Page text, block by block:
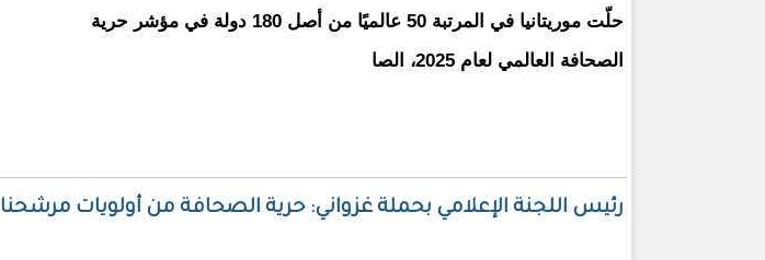
حلّت موريتانيا في المرتبة 50 عالميًا من أصل 180 دولة في مؤشر حرية
الصحافة العالمي لعام 2025، الصا
رئيس اللجنة الإعلامي بحملة غزواني: حرية الصحافة من أولويات مرشحنا